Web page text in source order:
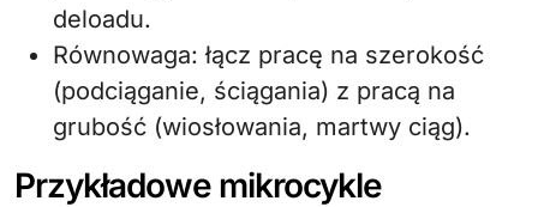
deloadu.
Równowaga: łącz pracę na szerokość
(podciąganie, ściągania) z pracą na
grubość (wiosłowania, martwy ciąg).
Przykładowe mikrocykle